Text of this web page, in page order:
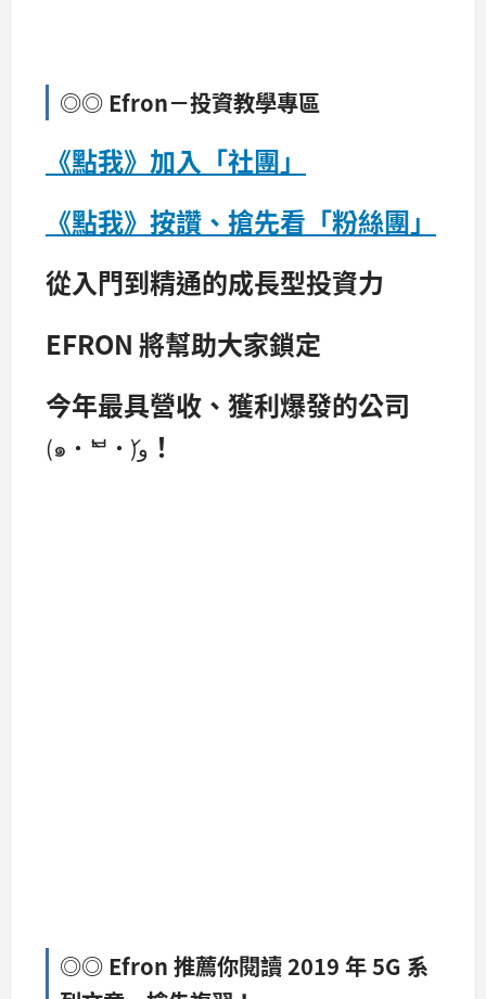
◎◎ Efron－投資教學專區
《點我》加入「社團」
《點我》按讚、搶先看「粉絲團」
從入門到精通的成長型投資力
EFRON 將幫助大家鎖定
今年最具營收、獲利爆發的公司
(๑•̀ᄇ•́)و ！
◎◎ Efron 推薦你閱讀 2019 年 5G 系